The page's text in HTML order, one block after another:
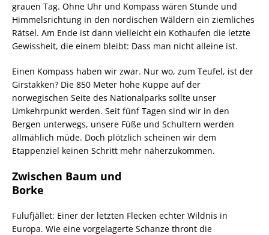
grauen Tag. Ohne Uhr und Kompass wären Stunde und
Himmelsrichtung in den nordischen Wäldern ein ziemliches
Rätsel. Am Ende ist dann vielleicht ein Kothaufen die letzte
Gewissheit, die einem bleibt: Dass man nicht alleine ist.
Einen Kompass haben wir zwar. Nur wo, zum Teufel, ist der
Girstakken? Die 850 Meter hohe Kuppe auf der
norwegischen Seite des Nationalparks sollte unser
Umkehrpunkt werden. Seit fünf Tagen sind wir in den
Bergen unterwegs, unsere Füße und Schultern werden
allmählich müde. Doch plötzlich scheinen wir dem
Etappenziel keinen Schritt mehr näherzukommen.
Zwischen Baum und
Borke
Fulufjället: Einer der letzten Flecken echter Wildnis in
Europa. Wie eine vorgelagerte Schanze thront die